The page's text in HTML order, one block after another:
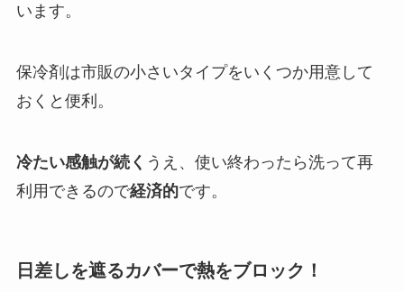
います。
保冷剤は市販の小さいタイプをいくつか用意して
おくと便利。
冷たい感触が続く うえ、使い終わったら洗って再
利用できるので経済的です。
日差しを遮るカバーで熱をブロック！